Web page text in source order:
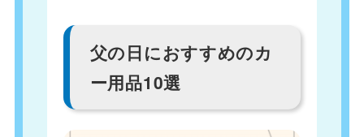
父の日におすすめのカ
ー用品10選